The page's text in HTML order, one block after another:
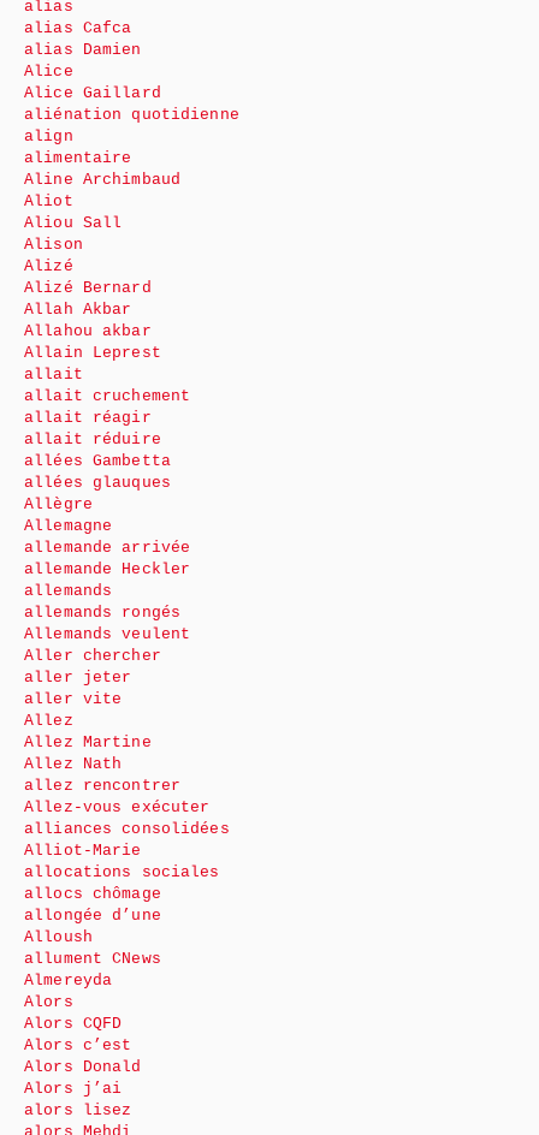
alias
alias Cafca
alias Damien
Alice
Alice Gaillard
aliénation quotidienne
align
alimentaire
Aline Archimbaud
Aliot
Aliou Sall
Alison
Alizé
Alizé Bernard
Allah Akbar
Allahou akbar
Allain Leprest
allait
allait cruchement
allait réagir
allait réduire
allées Gambetta
allées glauques
Allègre
Allemagne
allemande arrivée
allemande Heckler
allemands
allemands rongés
Allemands veulent
Aller chercher
aller jeter
aller vite
Allez
Allez Martine
Allez Nath
allez rencontrer
Allez-vous exécuter
alliances consolidées
Alliot-Marie
allocations sociales
allocs chômage
allongée d’une
Alloush
allument CNews
Almereyda
Alors
Alors CQFD
Alors c’est
Alors Donald
Alors j’ai
alors lisez